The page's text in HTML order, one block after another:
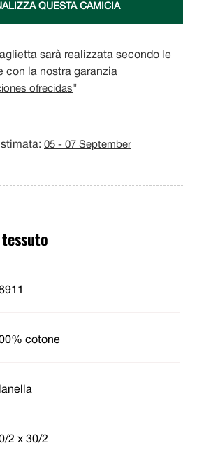
QUESTA CAMICIA
sarà realizzata secondo le
con la nostra garanzia
ofrecidas"
05 - 07 September
cotone
2 x 30/2